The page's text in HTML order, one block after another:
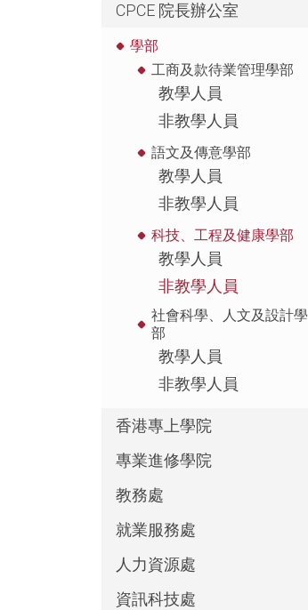
CPCE 院長辦公室
學部
工商及款待業管理學部
教學人員
非教學人員
語文及傳意學部
教學人員
非教學人員
科技、工程及健康學部
教學人員
非教學人員
社會科學、人文及設計學
部
教學人員
非教學人員
香港專上學院
專業進修學院
教務處
就業服務處
人力資源處
資訊科技處